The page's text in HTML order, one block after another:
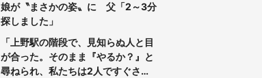
娘が〝まさかの姿〟に 父「2～3分
探しました」
「上野駅の階段で、見知らぬ人と目
が合った。そのまま『やるか？』と
尋ねられ、私たちは2人ですぐさ